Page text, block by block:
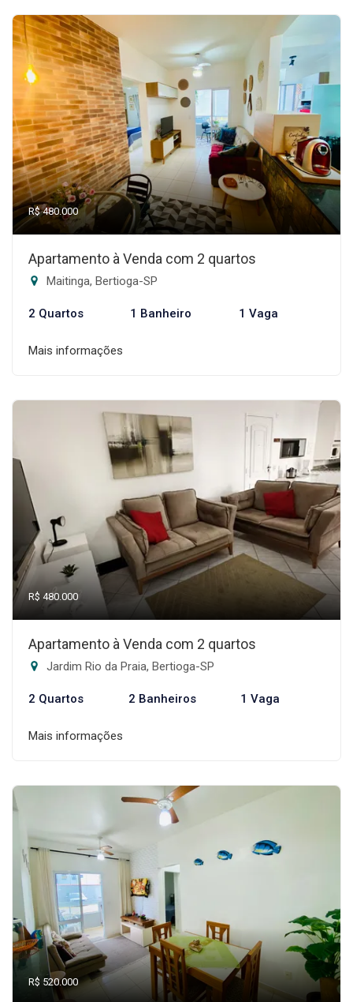
R$ 480.000
Apartamento à Venda com 2 quartos
Maitinga, Bertioga-SP
2 Quartos 1 Banheiro 1 Vaga
Mais informações
R$ 480.000
Apartamento à Venda com 2 quartos
Jardim Rio da Praia, Bertioga-SP
2 Quartos 2 Banheiros 1 Vaga
Mais informações
R$ 520.000